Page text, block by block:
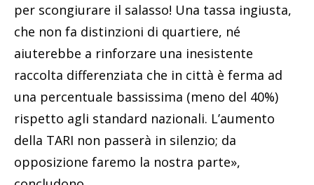
per scongiurare il salasso! Una tassa ingiusta,
che non fa distinzioni di quartiere, né
aiuterebbe a rinforzare una inesistente
raccolta differenziata che in città è ferma ad
una percentuale bassissima (meno del 40%)
rispetto agli standard nazionali. L’aumento
della TARI non passerà in silenzio; da
opposizione faremo la nostra parte»,